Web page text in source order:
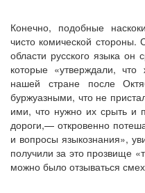
Конечно, подобные
чисто комической
области русского языка он
которые «утверждали,
нашей стране после
буржуазными, что не
ими, что нужно их срыть и
дороги,— откровенно
и вопросы языкознания»,
получили за это прозвище
можно было отзываться